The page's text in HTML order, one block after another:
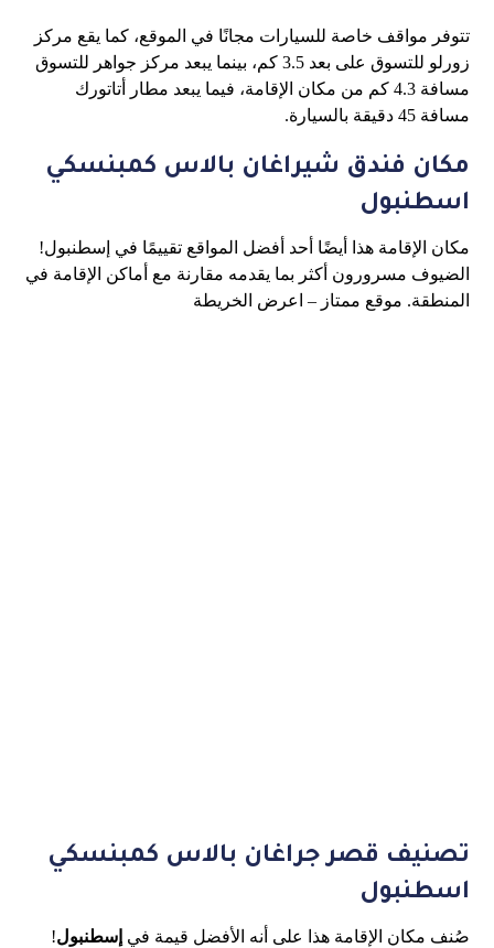
تتوفر مواقف خاصة للسيارات مجانًا في الموقع، كما يقع مركز
زورلو للتسوق على بعد 3.5 كم، بينما يبعد مركز جواهر للتسوق
مسافة 4.3 كم من مكان الإقامة، فيما يبعد مطار أتاتورك
مسافة 45 دقيقة بالسيارة.
مكان فندق شيراغان بالاس كمبنسكي
اسطنبول
مكان الإقامة هذا أيضًا أحد أفضل المواقع تقييمًا في إسطنبول!
الضيوف مسرورون أكثر بما يقدمه مقارنة مع أماكن الإقامة في
المنطقة. موقع ممتاز – اعرض الخريطة
تصنيف قصر جراغان بالاس كمبنسكي
اسطنبول
صُنف مكان الإقامة هذا على أنه الأفضل قيمة في إسطنبول!